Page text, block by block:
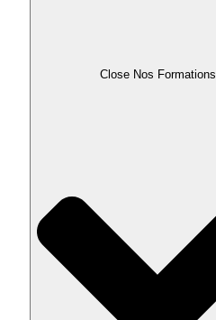
Close Nos Formations